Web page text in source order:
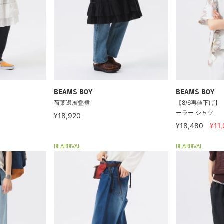
BEAMS BOY
荷葉邊層疊裙
¥18,920
BEAMS BOY
【8/6再値下げ
ーラー シャツ
¥18,480
REARRIVAL REARRIVAL